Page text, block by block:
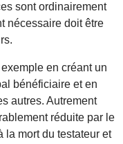
sont ordinairement
nécessaire doit être
en créant un
bénéficiaire et en
autres. Autrement
réduite par le
la mort du testateur et